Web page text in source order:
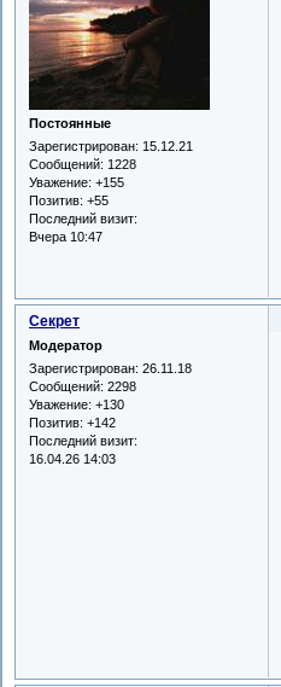
Постоянные
Зарегистрирован: 15.12.21
Сообщений: 1228
Уважение: +155
Позитив: +55
Последний визит:
Вчера 10:47
Секрет
Модератор
Зарегистрирован: 26.11.18
Сообщений: 2298
Уважение: +130
Позитив: +142
Последний визит:
16.04.26 14:03